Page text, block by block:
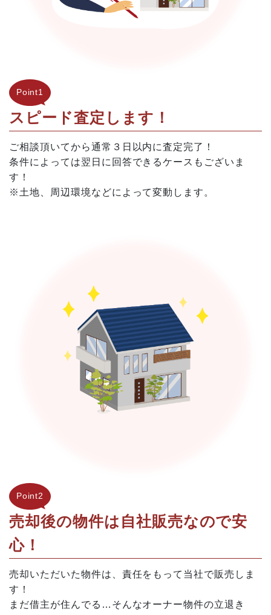
Point1
スピード査定します！
ご相談頂いてから通常３日以内に査定完了！
条件によっては翌日に回答できるケースもございま
す！
※土地、周辺環境などによって変動します。
Point2
売却後の物件は自社販売なので安
心！
売却いただいた物件は、責任をもって当社で販売しま
す！
まだ借主が住んでる…そんなオーナー物件の立退き